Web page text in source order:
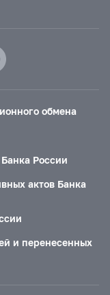
обмена
России
актов Банка
и перенесенных